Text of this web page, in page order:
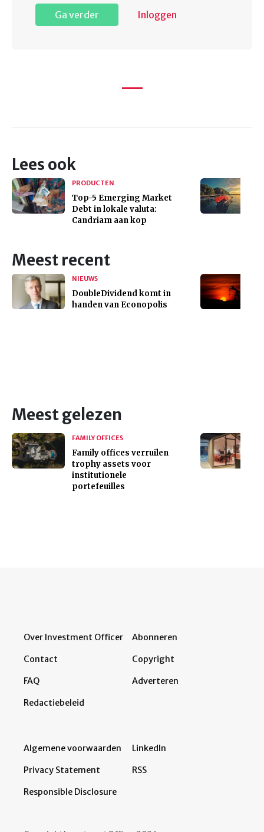
Ga verder Inloggen
Lees ook
PRODUCTEN
Top-5 Emerging Market
Debt in lokale valuta:
Candriam aan kop
Meest recent
NIEUWS
DoubleDividend komt in
handen van Econopolis
Meest gelezen
FAMILY OFFICES
Family offices verruilen
trophy assets voor
institutionele
portefeuilles
Over Investment Officer
Contact
FAQ
Redactiebeleid
Abonneren
Copyright
Adverteren
Algemene voorwaarden
Privacy Statement
Responsible Disclosure
LinkedIn
RSS